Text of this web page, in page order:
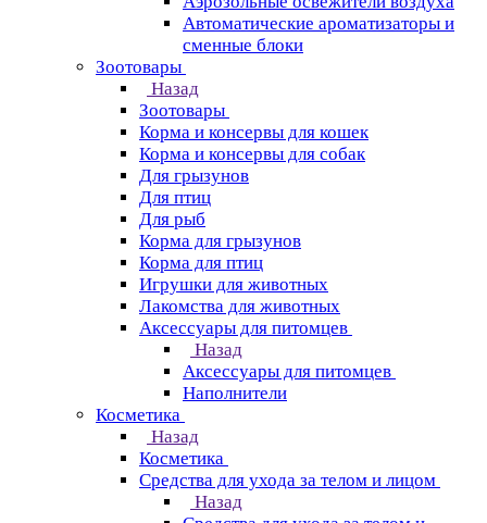
Автоматические ароматизаторы и
сменные блоки
Зоотовары
Назад
Зоотовары
Корма и консервы для кошек
Корма и консервы для собак
Для грызунов
Для птиц
Для рыб
Корма для грызунов
Корма для птиц
Игрушки для животных
Лакомства для животных
Аксессуары для питомцев
Назад
Аксессуары для питомцев
Наполнители
Косметика
Назад
Косметика
Средства для ухода за телом и лицом
Назад